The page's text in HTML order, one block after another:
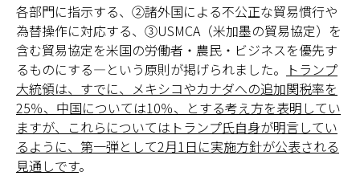
各部門に指示する、➁諸外国による不公正な貿易慣行や
為替操作に対応する、➂USMCA（米加墨の貿易協定）を
含む貿易協定を米国の労働者・農民・ビジネスを優先す
るものにする―という原則が掲げられました。
トランプ
大統領は、すでに、メキシコやカナダへの追加関税率を
25％、中国については10％、とする考え方を表明してい
ますが、これらについてはトランプ氏自身が明言してい
るように、第一弾として2月1日に実施方針が公表される
見通しです。